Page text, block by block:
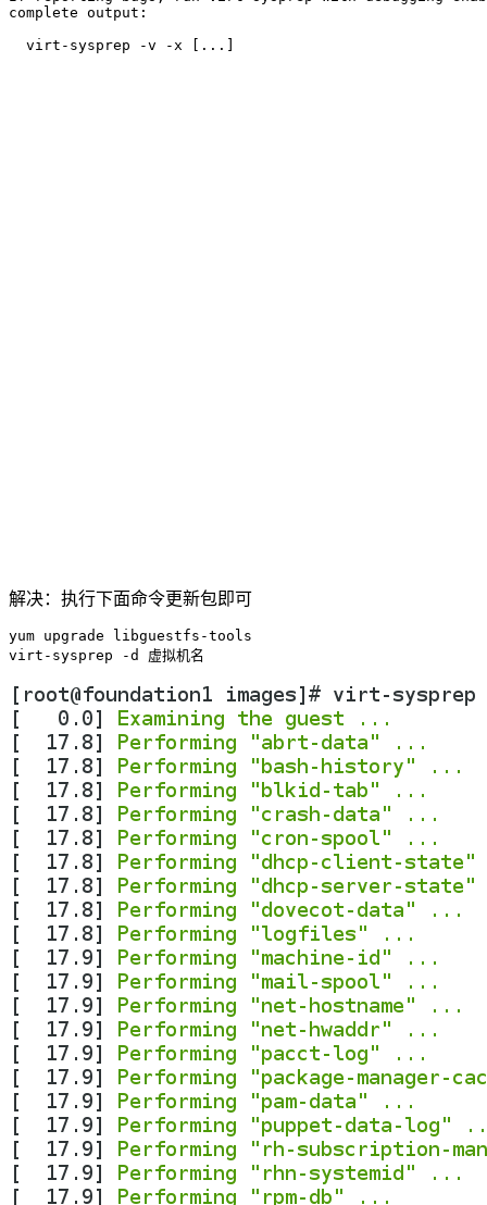
complete output:
解决：执行下面命令更新包即可
yum upgrade libguestfs-tools